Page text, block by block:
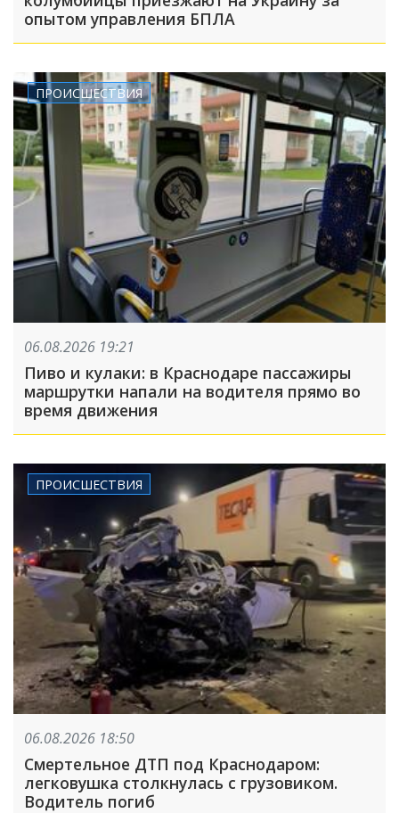
опытом управления БПЛА
ПРОИСШЕСТВИЯ
06.08.2026 19:21
Пиво и кулаки: в Краснодаре пассажиры
маршрутки напали на водителя прямо во
время движения
ПРОИСШЕСТВИЯ
06.08.2026 18:50
Смертельное ДТП под Краснодаром:
легковушка столкнулась с грузовиком.
Водитель погиб